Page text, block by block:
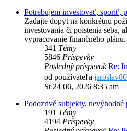
Potrebujem investovať, sporiť,
Zadajte dopyt na konkrétnu
investovania či poistenia seba,
vypracovanie finančného plánu.
341 Témy
5846 Príspevky
Posledný príspevok Re:
od používateľa jaroslav80
St 24 06, 2026 8:35 am
Podozrivé subjekty,
191 Témy
4194 Príspevky